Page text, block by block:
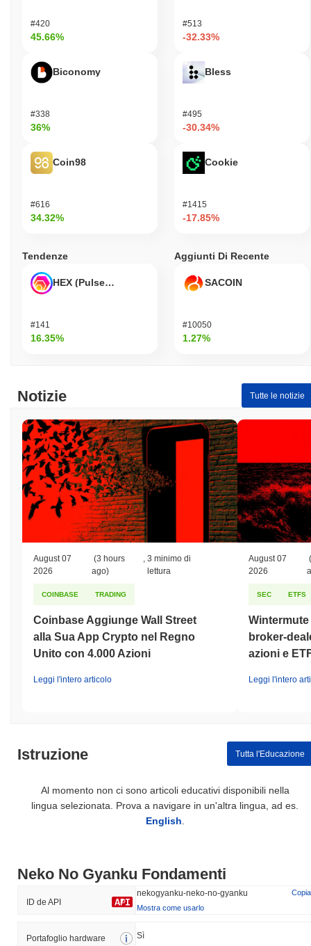
#420
45.66%
Biconomy
#338
36%
Coin98
#616
34.32%
#513
-32.33%
Bless
#495
-30.34%
Cookie
#1415
-17.85%
Tendenze
HEX (Pulsechain)
#141
16.35%
Aggiunti Di Recente
SACOIN
#10050
1.27%
Notizie Tutte le notizie
August 07
2026
(3 hours
ago)
,3 minimo di
lettura
COINBASE TRADING
Coinbase Aggiunge Wall Street
alla Sua App Crypto nel Regno
Unito con 4.000 Azioni
Leggi l'intero articolo
August 07
2026
SEC ETFS
broker-
azioni e
Leggi l'intero
Istruzione Tutta l'Educazione
Al momento non ci sono articoli educativi disponibili nella
lingua selezionata. Prova a navigare in un'altra lingua, ad es.
English.
Neko No Gyanku Fondamenti
ID de API
nekogyanku-neko-no-gyanku
Copia
Mostra come usarlo
Portafoglio hardware Sì